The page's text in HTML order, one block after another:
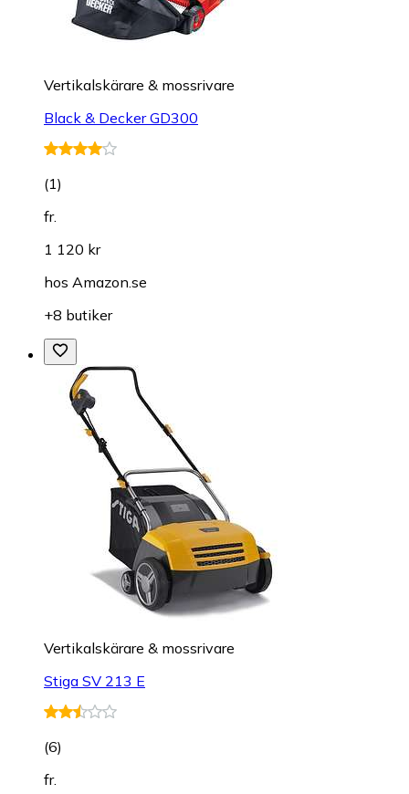
Vertikalskärare & mossrivare
Black & Decker GD300
(1)
fr.
1 120 kr
hos Amazon.se
+8 butiker
Vertikalskärare & mossrivare
Stiga SV 213 E
(6)
fr.